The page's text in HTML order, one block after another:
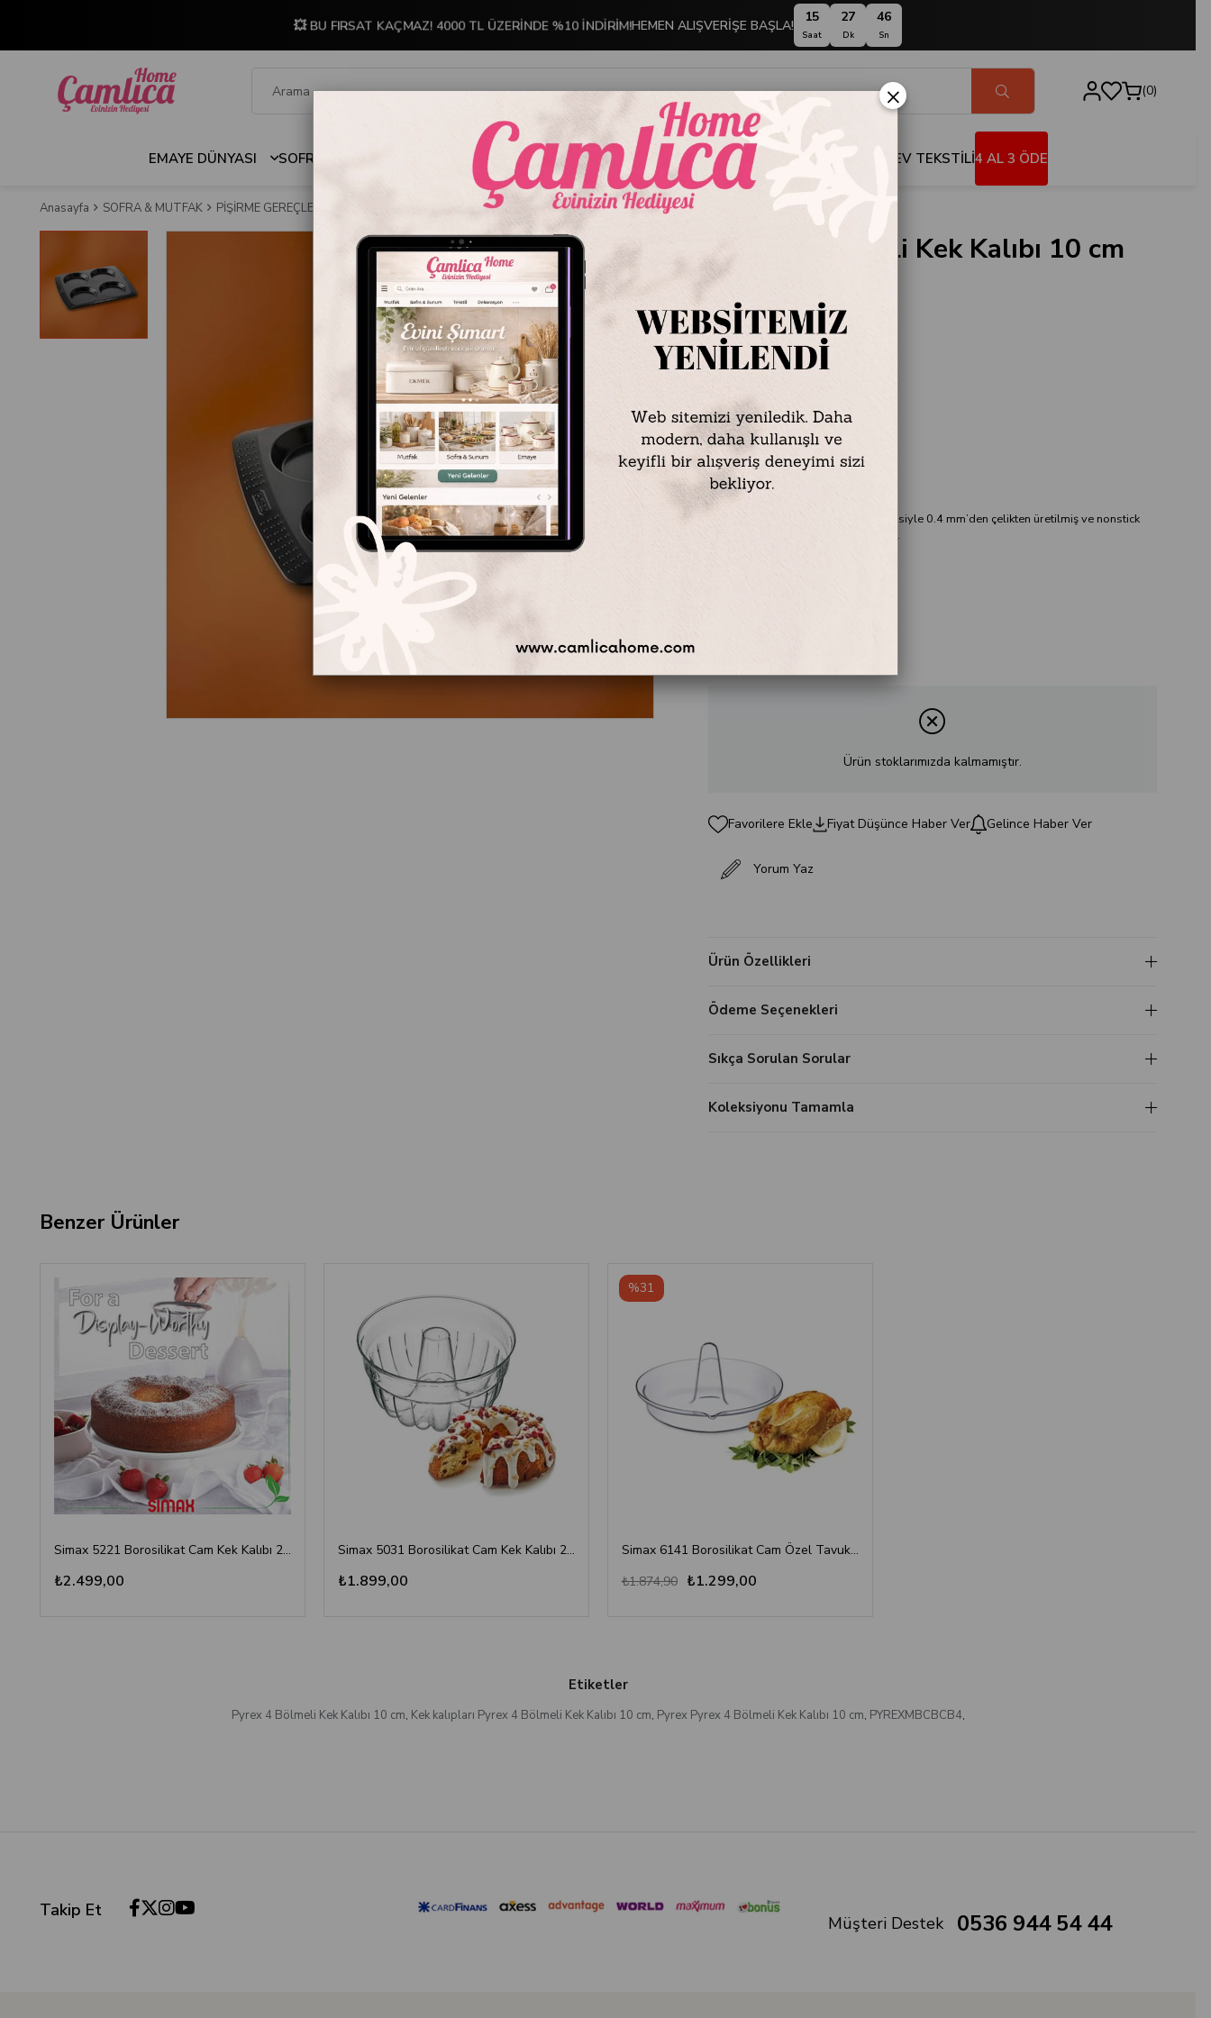
💥 BU FIRSAT KAÇMAZ! 4000 TL ÜZERİNDE %10 İNDİRİM! HEMEN ALIŞVERİŞE BAŞLA! 15
Saat
27
Dk
45
Sn
0
EMAYE DÜNYASI SOFRA & MUTFAK İNDİRİMLİ ÜRÜNLER DEKORASYON TABLO KOLEKSİYONU EV TEKSTİLİ4 AL 3 ÖDE
Anasayfa SOFRA & MUTFAK PİŞİRME GEREÇLERİ Fırın Tepsileri ve Kek Kalıpları Pyrex 4 Bölmeli Kek Kalıbı 10 cm
Pyrex 4 Bölmeli Kek Kalıbı 10 cm
Stok Kodu
Marka:Pyrex
Pyrex 4 Bölmeli Kek Kalıbı
Dış Ölçüsü : 27,5 x 23,5 cm
10 cm'lik 4 bölmeden oluşmaktadır.
Pyrex teflon kek kalıbı, Pyrex garantisiyle 0.4 mm’den çelikten üretilmiş ve nonstick
(yapışmaz) malzeme ile kaplanmıştır.
Ürün stoklarımızda kalmamıştır.
Favorilere Ekle Fiyat Düşünce Haber Ver Gelince Haber Ver
Yorum Yaz
Ürün Özellikleri
Ödeme Seçenekleri
Sıkça Sorulan Sorular
Koleksiyonu Tamamla
Benzer Ürünler
Simax 5221 Borosilikat Cam Kek Kalıbı 26 cm - Alternatifsiz Sağlıklı Pişirme Deneyimi
₺2.499,00
Simax 5031 Borosilikat Cam Kek Kalıbı 21 cm - Sağlıklı, Zarif ve Pratik Pişirme Çözümü
₺1.899,00
Simax 6141 Borosilikat Cam Özel Tavuk Pişiricisi Ø 240x130mm - Mükemmel Fırın Tavuğu İçin Sağlıklı Gereç
₺1.299,00
₺1.874,90
%31
Etiketler
Pyrex 4 Bölmeli Kek Kalıbı 10 cm, Kek kalıpları Pyrex 4 Bölmeli Kek Kalıbı 10 cm, Pyrex Pyrex 4 Bölmeli Kek Kalıbı 10 cm, PYREXMBCBCB4,
Takip Et
Müşteri Destek 0536 944 54 44
×